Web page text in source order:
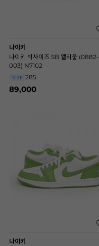
나이키
나이키 빅사이즈 SB 앨리웁 (0882-
003) N7102
SIZE 285
89,000
나이키